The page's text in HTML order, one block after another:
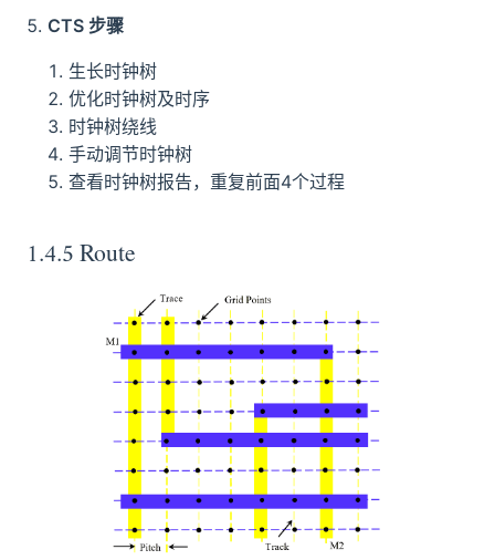
CTS 步骤
生长时钟树
优化时钟树及时序
时钟树绕线
手动调节时钟树
查看时钟树报告，重复前面4个过程
1.4.5 Route